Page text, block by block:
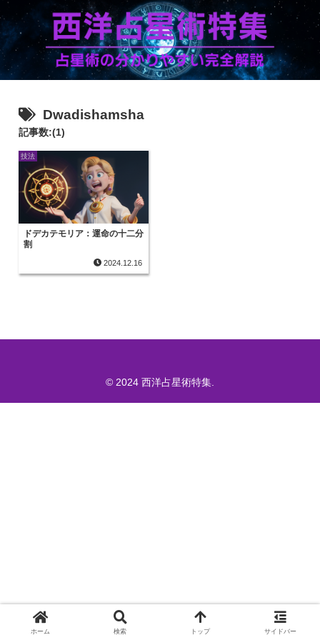
Dwadishamsha
記事数:(1)
技法
ドデカテモリア：運命の十二分
割
2024.12.16
© 2024 西洋占星術特集.
ホーム 検索 トップ サイドバー